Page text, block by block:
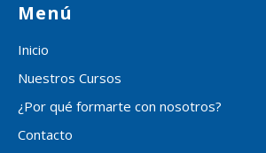
Menú
Inicio
Nuestros Cursos
¿Por qué formarte con nosotros?
Contacto